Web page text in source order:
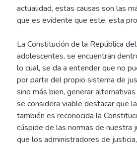
actualidad, estas causas son las
que es evidente que este, esta
La Constitución de la República
adolescentes, se encuentran
lo cual, se da a entender que no
por parte del propio sistema de
sino más bien, generar
se considera viable destacar que
también es reconocida la
cúspide de las normas de nuestra
que los administradores de